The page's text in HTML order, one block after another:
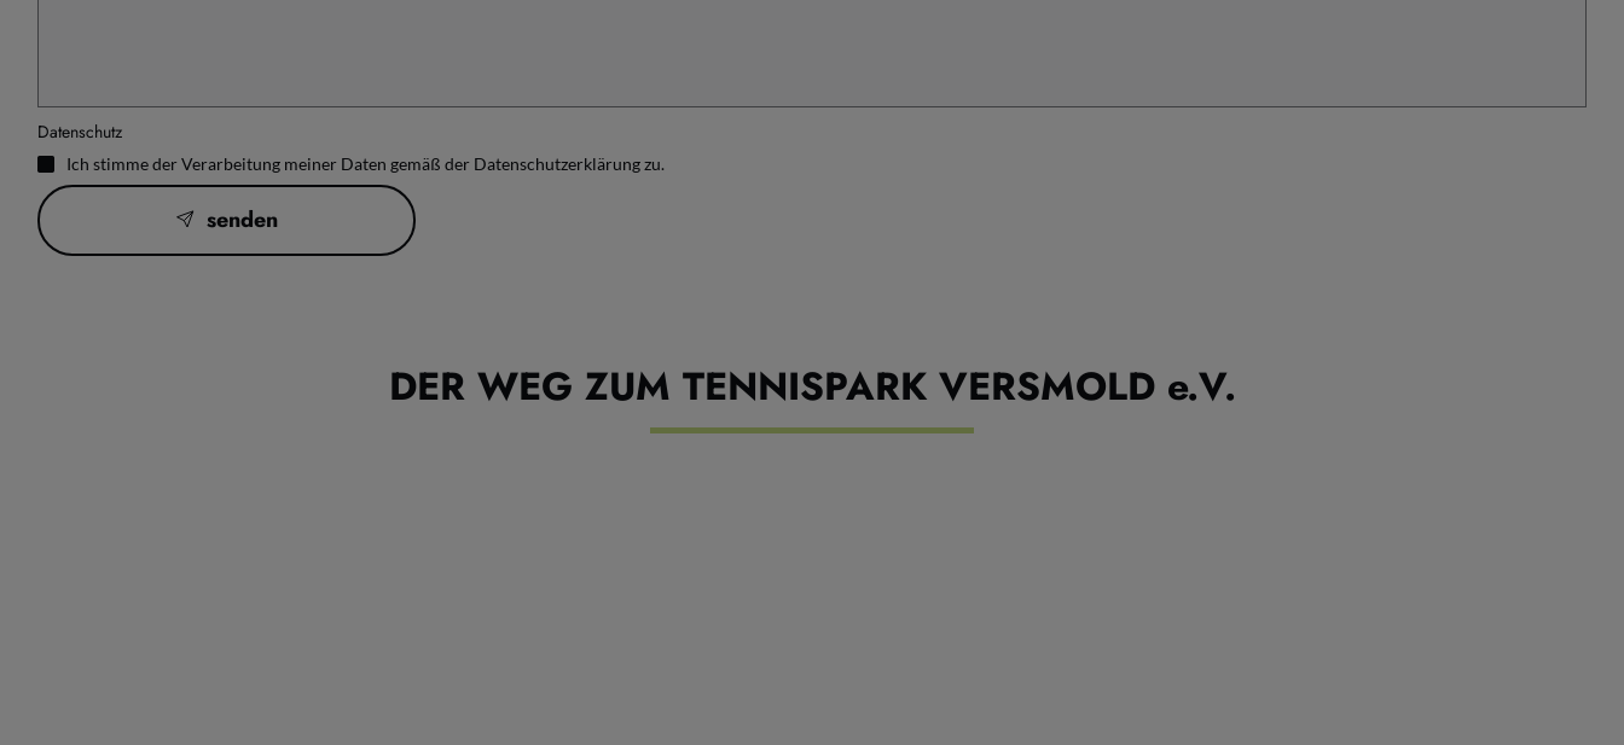
Datenschutz
Ich stimme der Verarbeitung meiner Daten gemäß der Datenschutzerklärung zu.
senden
DER WEG ZUM TENNISPARK VERSMOLD e.V.